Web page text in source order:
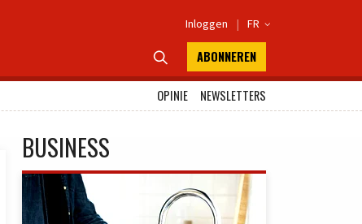
Inloggen | FR 
 ABONNEREN
OPINIE
NEWSLETTERS
BUSINESS